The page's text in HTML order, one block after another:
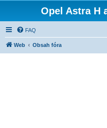
Opel Astra H
FAQ
Web Obsah fóra